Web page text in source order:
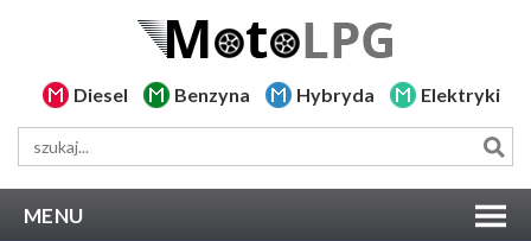
Diesel Benzyna Hybryda Elektryki
MENU